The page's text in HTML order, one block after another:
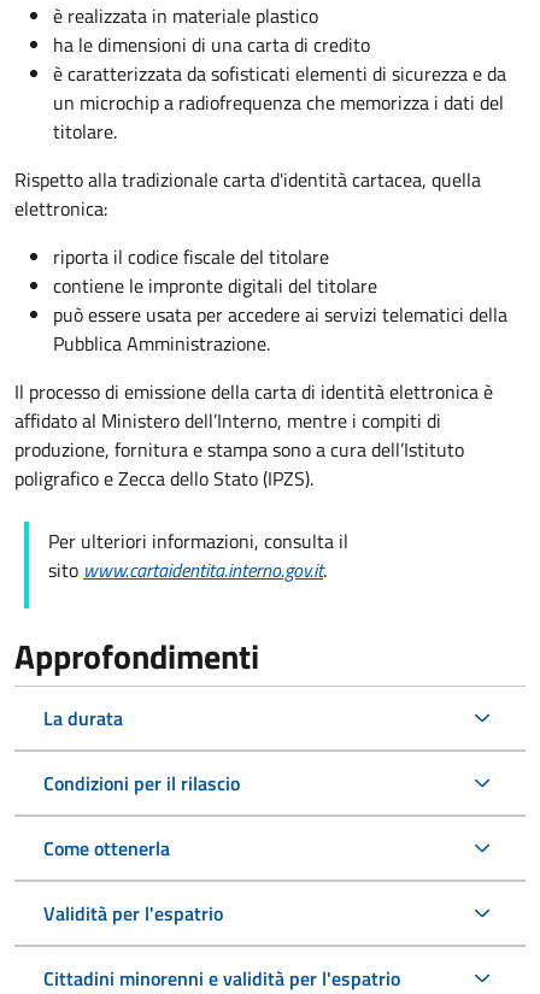
è realizzata in materiale plastico
ha le dimensioni di una carta di credito
è caratterizzata da sofisticati elementi di sicurezza e da
un microchip a radiofrequenza che memorizza i dati del
titolare.
Rispetto alla tradizionale carta d'identità cartacea, quella
elettronica:
riporta il codice fiscale del titolare
contiene le impronte digitali del titolare
può essere usata per accedere ai servizi telematici della
Pubblica Amministrazione.
Il processo di emissione della carta di identità elettronica è
affidato al Ministero dell’Interno, mentre i compiti di
produzione, fornitura e stampa sono a cura dell’Istituto
poligrafico e Zecca dello Stato (IPZS).
Per ulteriori informazioni, consulta il
sito www.cartaidentita.interno.gov.it.
Approfondimenti
La durata
Condizioni per il rilascio
Come ottenerla
Validità per l'espatrio
Cittadini minorenni e validità per l'espatrio